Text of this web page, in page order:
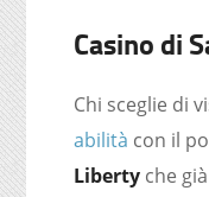
Casino di
Chi sceglie di
abilità con il
Liberty che